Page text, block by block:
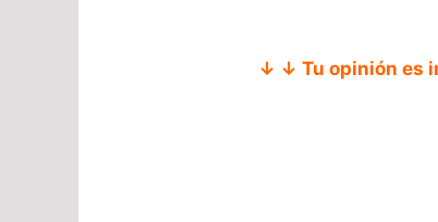
↓ ↓ Tu opinión es